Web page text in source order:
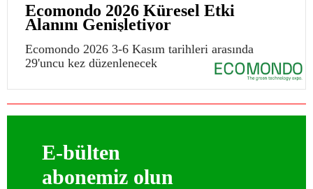
Ecomondo 2026 Küresel Etki
Alanını Genişletiyor
Ecomondo 2026 3-6 Kasım tarihleri arasında
29'uncu kez düzenlenecek
E-bülten
abonemiz olun